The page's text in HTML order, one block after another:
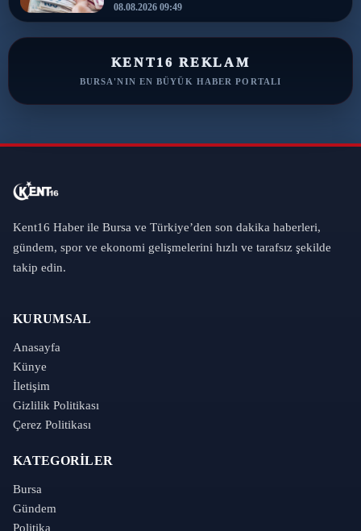
08.08.2026 09:49
KENT16 REKLAM
BURSA'NIN EN BÜYÜK HABER PORTALI
Kent16 Haber ile Bursa ve Türkiye’den son dakika haberleri,
gündem, spor ve ekonomi gelişmelerini hızlı ve tarafsız şekilde
takip edin.
KURUMSAL
Anasayfa
Künye
İletişim
Gizlilik Politikası
Çerez Politikası
KATEGORILER
Bursa
Gündem
Politika